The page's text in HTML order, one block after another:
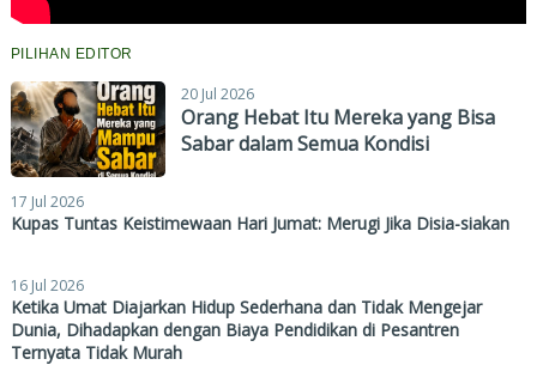
PILIHAN EDITOR
20 Jul 2026
Orang Hebat Itu Mereka yang Bisa
Sabar dalam Semua Kondisi
17 Jul 2026
Kupas Tuntas Keistimewaan Hari Jumat: Merugi Jika Disia-siakan
16 Jul 2026
Ketika Umat Diajarkan Hidup Sederhana dan Tidak Mengejar
Dunia, Dihadapkan dengan Biaya Pendidikan di Pesantren
Ternyata Tidak Murah